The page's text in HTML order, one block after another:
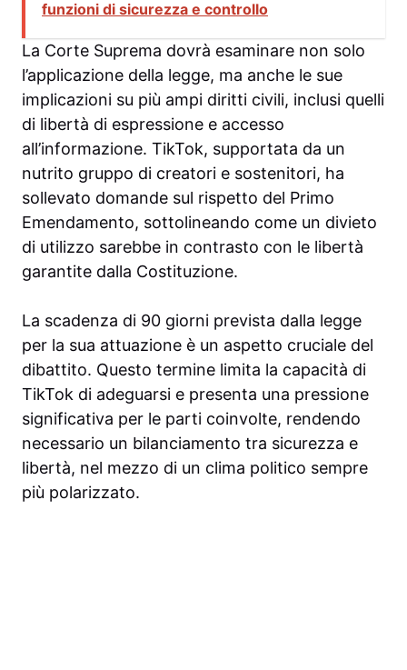
funzioni di sicurezza e controllo
La Corte Suprema dovrà esaminare non solo
l’applicazione della legge, ma anche le sue
implicazioni su più ampi diritti civili, inclusi quelli
di libertà di espressione e accesso
all’informazione. TikTok, supportata da un
nutrito gruppo di creatori e sostenitori, ha
sollevato domande sul rispetto del Primo
Emendamento, sottolineando come un divieto
di utilizzo sarebbe in contrasto con le libertà
garantite dalla Costituzione.
La scadenza di 90 giorni prevista dalla legge
per la sua attuazione è un aspetto cruciale del
dibattito. Questo termine limita la capacità di
TikTok di adeguarsi e presenta una pressione
significativa per le parti coinvolte, rendendo
necessario un bilanciamento tra sicurezza e
libertà, nel mezzo di un clima politico sempre
più polarizzato.